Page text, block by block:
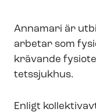
Annamari är
arbetar som
krävande
tets­sjuk­hus.
Enligt